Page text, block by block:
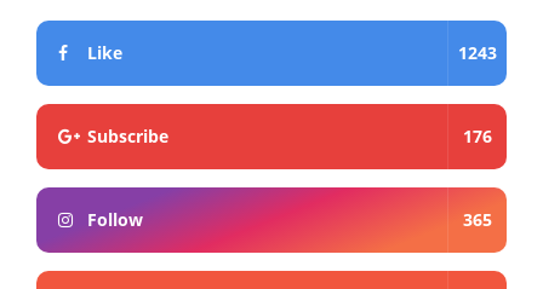
Like 1243
Subscribe 176
Follow 365